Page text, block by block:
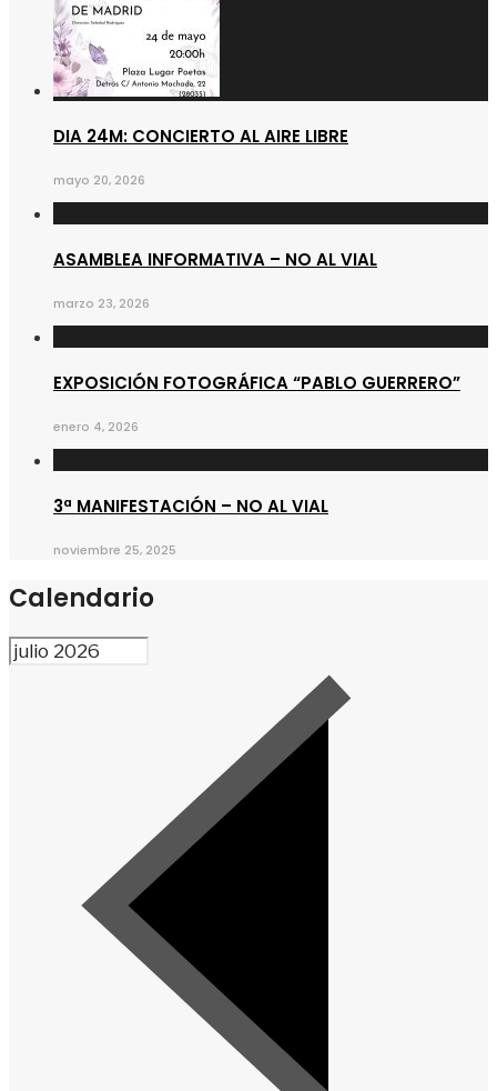
DIA 24M: CONCIERTO AL AIRE LIBRE
mayo 20, 2026
ASAMBLEA INFORMATIVA – NO AL VIAL
marzo 23, 2026
EXPOSICIÓN FOTOGRÁFICA “PABLO GUERRERO”
enero 4, 2026
3ª MANIFESTACIÓN – NO AL VIAL
noviembre 25, 2025
Calendario